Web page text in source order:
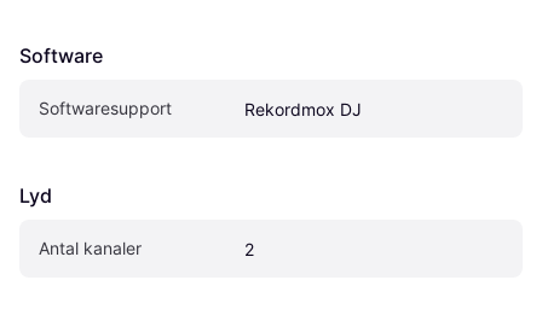
Software
Softwaresupport Rekordmox DJ
Lyd
Antal kanaler 2